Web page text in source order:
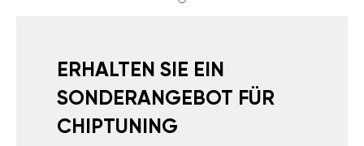
ERHALTEN SIE EIN
SONDERANGEBOT FÜR
CHIPTUNING